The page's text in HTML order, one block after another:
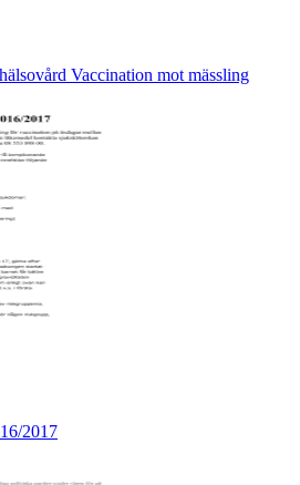
Vaccination mot mässling
2017